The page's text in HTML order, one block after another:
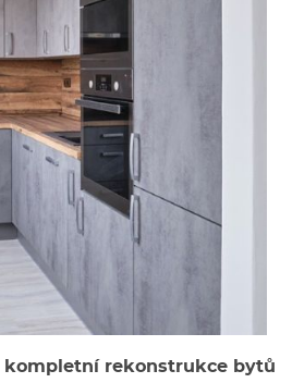
kompletní rekonstrukce bytů